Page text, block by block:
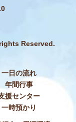
Reserved.
一日の流れ
年間行事
援センター
一時預かり